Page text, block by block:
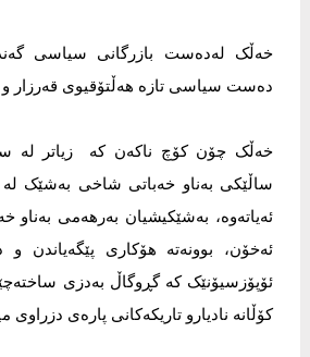
خەڵک لەدەست بازرگانی سیاسی
دەست سیاسی تازە هەڵتۆقیوی قەرزار و
خەڵک چۆن کۆچ ناکەن کە زیاتر لە
ساڵێکی بەناو خەباتی شاخی بەشێک لە
ئەیاتەوە، بەشێکیشیان بەرهەمی بەناو
ئەخۆن، بوونەتە هۆکاری پێگەیاندن
ئۆپۆزسیۆنێک کە گڕوگاڵ بەدزی
کۆڵانە نادیارو تاریکەکانی پارەی دزراوی